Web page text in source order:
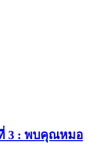
3 : พบคุณหมอ